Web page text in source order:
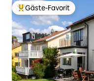
Beliebter Gäste-Favorit.
Gäste-Favorit